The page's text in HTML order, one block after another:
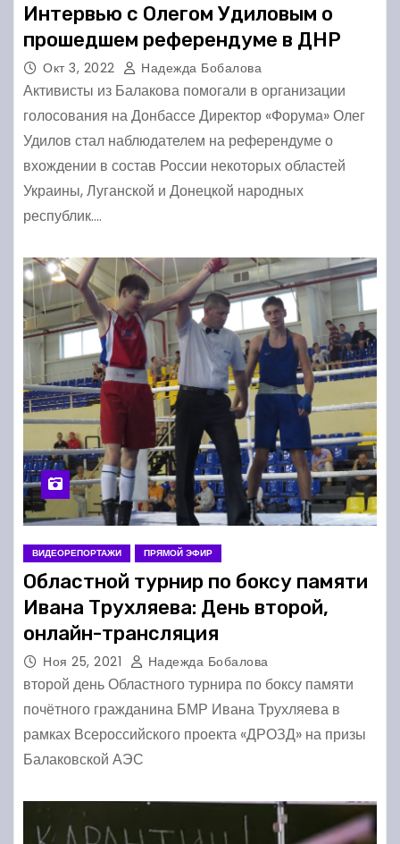
Интервью с Олегом Удиловым о
прошедшем референдуме в ДНР
Окт 3, 2022 Надежда Бобалова
Активисты из Балакова помогали в организации
голосования на Донбассе Директор «Форума» Олег
Удилов стал наблюдателем на референдуме о
вхождении в состав России некоторых областей
Украины, Луганской и Донецкой народных
республик.…
ВИДЕОРЕПОРТАЖИ ПРЯМОЙ ЭФИР
Областной турнир по боксу памяти
Ивана Трухляева: День второй,
онлайн-трансляция
Ноя 25, 2021 Надежда Бобалова
второй день Областного турнира по боксу памяти
почётного гражданина БМР Ивана Трухляева в
рамках Всероссийского проекта «ДРОЗД» на призы
Балаковской АЭС